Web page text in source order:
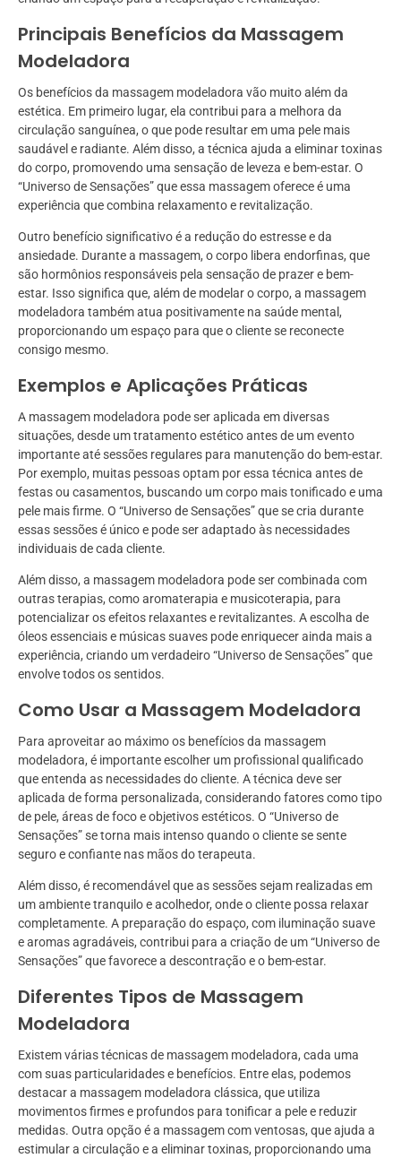
Principais Benefícios da Massagem
Modeladora
Os benefícios da massagem modeladora vão muito além da
estética. Em primeiro lugar, ela contribui para a melhora da
circulação sanguínea, o que pode resultar em uma pele mais
saudável e radiante. Além disso, a técnica ajuda a eliminar toxinas
do corpo, promovendo uma sensação de leveza e bem-estar. O
“Universo de Sensações” que essa massagem oferece é uma
experiência que combina relaxamento e revitalização.
Outro benefício significativo é a redução do estresse e da
ansiedade. Durante a massagem, o corpo libera endorfinas, que
são hormônios responsáveis pela sensação de prazer e bem-
estar. Isso significa que, além de modelar o corpo, a massagem
modeladora também atua positivamente na saúde mental,
proporcionando um espaço para que o cliente se reconecte
consigo mesmo.
Exemplos e Aplicações Práticas
A massagem modeladora pode ser aplicada em diversas
situações, desde um tratamento estético antes de um evento
importante até sessões regulares para manutenção do bem-estar.
Por exemplo, muitas pessoas optam por essa técnica antes de
festas ou casamentos, buscando um corpo mais tonificado e uma
pele mais firme. O “Universo de Sensações” que se cria durante
essas sessões é único e pode ser adaptado às necessidades
individuais de cada cliente.
Além disso, a massagem modeladora pode ser combinada com
outras terapias, como aromaterapia e musicoterapia, para
potencializar os efeitos relaxantes e revitalizantes. A escolha de
óleos essenciais e músicas suaves pode enriquecer ainda mais a
experiência, criando um verdadeiro “Universo de Sensações” que
envolve todos os sentidos.
Como Usar a Massagem Modeladora
Para aproveitar ao máximo os benefícios da massagem
modeladora, é importante escolher um profissional qualificado
que entenda as necessidades do cliente. A técnica deve ser
aplicada de forma personalizada, considerando fatores como tipo
de pele, áreas de foco e objetivos estéticos. O “Universo de
Sensações” se torna mais intenso quando o cliente se sente
seguro e confiante nas mãos do terapeuta.
Além disso, é recomendável que as sessões sejam realizadas em
um ambiente tranquilo e acolhedor, onde o cliente possa relaxar
completamente. A preparação do espaço, com iluminação suave
e aromas agradáveis, contribui para a criação de um “Universo de
Sensações” que favorece a descontração e o bem-estar.
Diferentes Tipos de Massagem
Modeladora
Existem várias técnicas de massagem modeladora, cada uma
com suas particularidades e benefícios. Entre elas, podemos
destacar a massagem modeladora clássica, que utiliza
movimentos firmes e profundos para tonificar a pele e reduzir
medidas. Outra opção é a massagem com ventosas, que ajuda a
estimular a circulação e a eliminar toxinas, proporcionando uma